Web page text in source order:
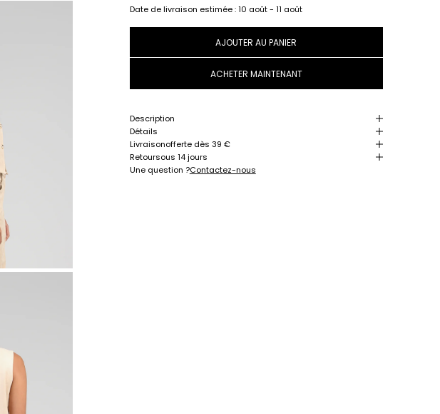
Date de livraison estimée :10 août - 11 août
AJOUTER AU PANIER
ACHETER MAINTENANT
Description
Détails
Livraisonofferte dès 39 €
Retoursous 14 jours
Une question ?Contactez-nous